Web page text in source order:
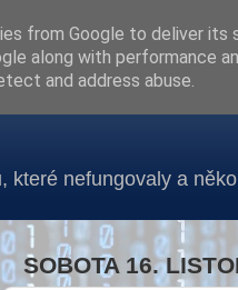
které nefungovaly a
SOBOTA 16.
from Google to deliver its
along with performance
and address abuse.